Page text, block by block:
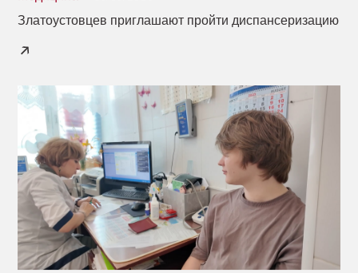
Златоустовцев приглашают пройти диспансеризацию